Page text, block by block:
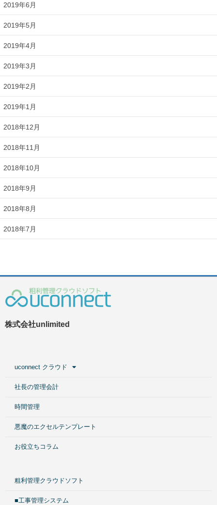
2019年6月
2019年5月
2019年4月
2019年3月
2019年2月
2019年1月
2018年12月
2018年11月
2018年10月
2018年9月
2018年8月
2018年7月
株式会社unlimited
uconnect クラウド
社長の管理会計
時間管理
悪魔のエクセルテンプレート
お役立ちコラム
粗利管理クラウドソフト
■工事管理システム